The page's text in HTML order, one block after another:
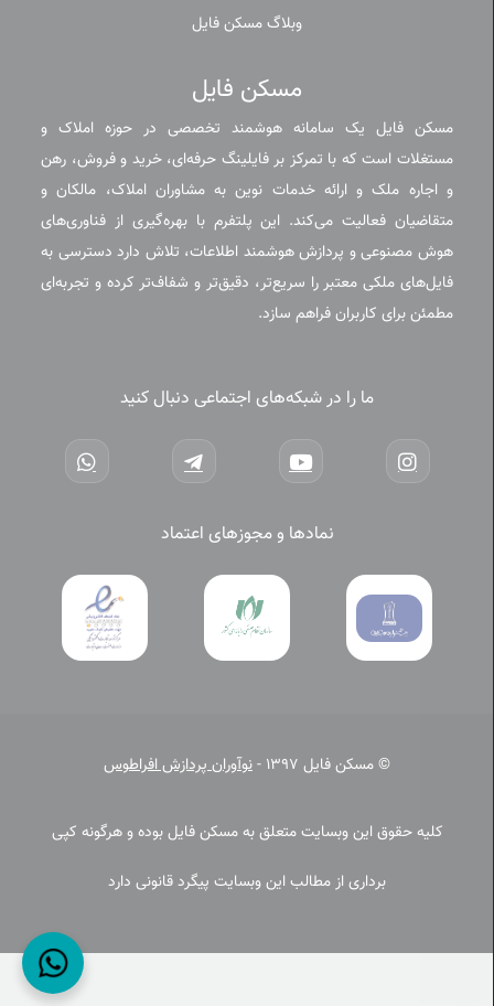
وبلاگ مسکن فایل
مسکن فایل
مسکن فایل یک سامانه هوشمند تخصصی در حوزه املاک و
مستغلات است که با تمرکز بر فایلینگ حرفه‌ای، خرید و فروش، رهن
و اجاره ملک و ارائه خدمات نوین به مشاوران املاک، مالکان و
متقاضیان فعالیت می‌کند. این پلتفرم با بهره‌گیری از فناوری‌های
هوش مصنوعی و پردازش هوشمند اطلاعات، تلاش دارد دسترسی به
فایل‌های ملکی معتبر را سریع‌تر، دقیق‌تر و شفاف‌تر کرده و تجربه‌ای
مطمئن برای کاربران فراهم سازد.
ما را در شبکه‌های اجتماعی دنبال کنید
نمادها و مجوزهای اعتماد
© مسکن فایل 1397 - نوآوران پردازش افراطوس
کلیه حقوق این وبسایت متعلق به مسکن فایل بوده و هرگونه کپی
برداری از مطالب این وبسایت پیگرد قانونی دارد